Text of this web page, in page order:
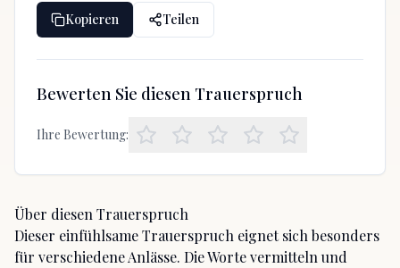
Kopieren Teilen
Bewerten Sie diesen Trauerspruch
Ihre Bewertung:
Über diesen Trauerspruch
Dieser einfühlsame Trauerspruch eignet sich besonders
für verschiedene Anlässe. Die Worte vermitteln und